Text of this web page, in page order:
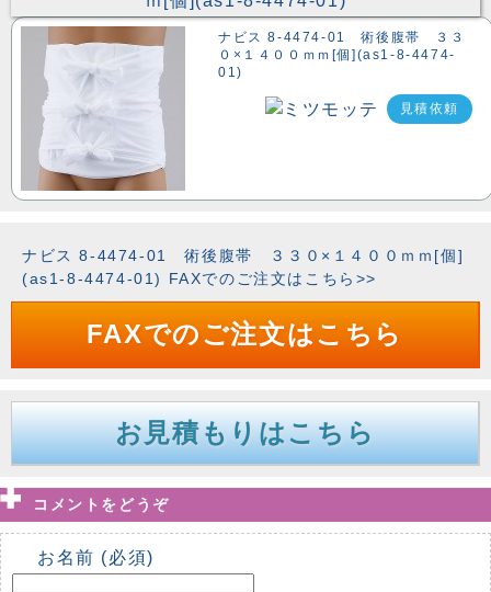
ナビス 8-4474-01 術後腹帯 ３３
０×１４００ｍｍ[個](as1-8-4474-
01)
見積依頼
ナビス 8-4474-01 術後腹帯 ３３０×１４００ｍｍ[個]
(as1-8-4474-01) FAXでのご注文はこちら>>
FAXでのご注文はこちら
お見積もりはこちら
コメントをどうぞ
お名前 (必須)